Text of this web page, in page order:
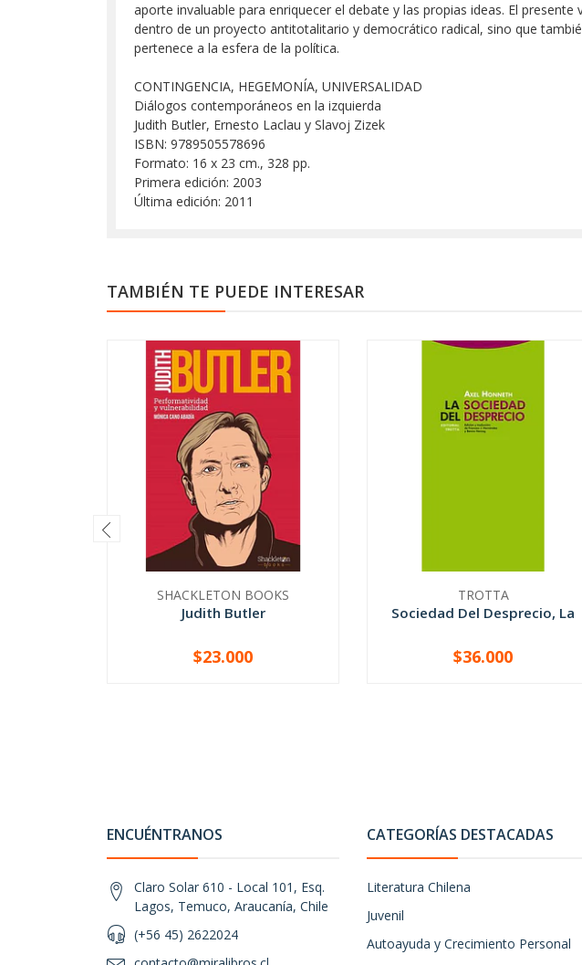
aporte invaluable para enriquecer el debate y las propias ideas. El
dentro de un proyecto antitotalitario y democrático radical, sino que
pertenece a la esfera de la política.
CONTINGENCIA, HEGEMONÍA, UNIVERSALIDAD
Diálogos contemporáneos en la izquierda
Judith Butler, Ernesto Laclau y Slavoj Zizek
ISBN: 9789505578696
Formato: 16 x 23 cm., 328 pp.
Primera edición: 2003
Última edición: 2011
TAMBIÉN TE PUEDE INTERESAR
SHACKLETON BOOKS
Judith Butler
+
$23.000
TROTTA
Sociedad Del Desprecio, La
+
$36.000
ENCUÉNTRANOS
Claro Solar 610 - Local 101, Esq.
Lagos, Temuco, Araucanía, Chile
(+56 45) 2622024
CATEGORÍAS DESTACADAS
Literatura Chilena
Juvenil
Autoayuda y Crecimiento Personal